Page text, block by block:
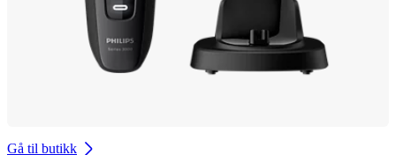
Gå til butikk